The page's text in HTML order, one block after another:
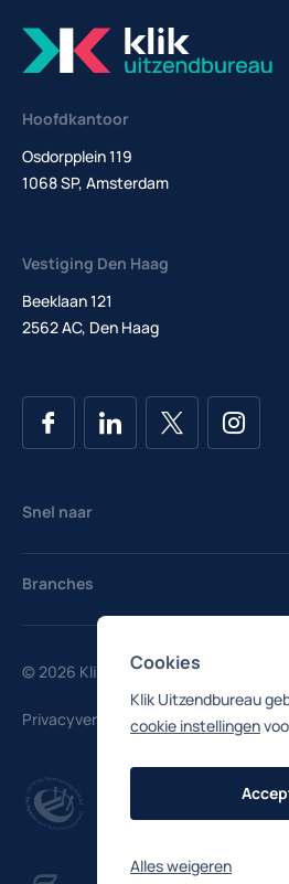
Hoofdkantoor
Osdorpplein 119
1068 SP, Amsterdam
Vestiging Den Haag
Beeklaan 121
2562 AC, Den Haag
Snel naar
Inschrijven
Branches
Hospitality
Industrie
Logistiek
© 2026 Klik Uitzendbureau
Privacyverklaring
Cookies
Klik Uitzendbureau
cookie instellingen
Alles weigeren